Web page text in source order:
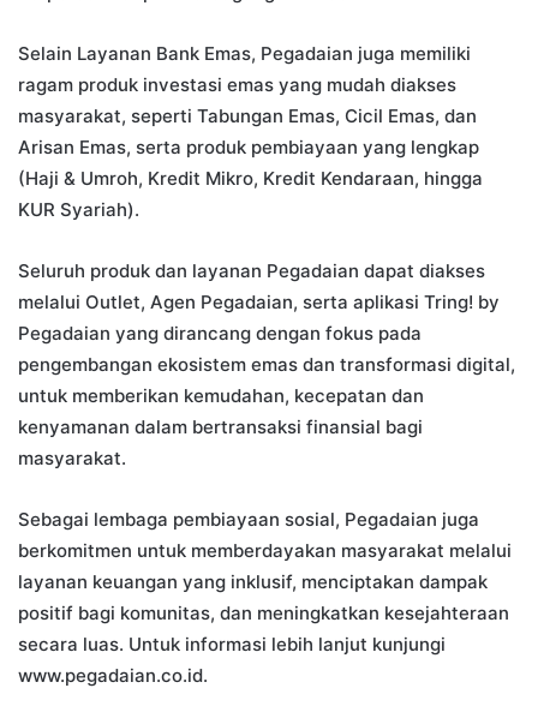
Selain Layanan Bank Emas, Pegadaian juga memiliki
ragam produk investasi emas yang mudah diakses
masyarakat, seperti Tabungan Emas, Cicil Emas, dan
Arisan Emas, serta produk pembiayaan yang lengkap
(Haji & Umroh, Kredit Mikro, Kredit Kendaraan, hingga
KUR Syariah).
Seluruh produk dan layanan Pegadaian dapat diakses
melalui Outlet, Agen Pegadaian, serta aplikasi Tring! by
Pegadaian yang dirancang dengan fokus pada
pengembangan ekosistem emas dan transformasi digital,
untuk memberikan kemudahan, kecepatan dan
kenyamanan dalam bertransaksi finansial bagi
masyarakat.
Sebagai lembaga pembiayaan sosial, Pegadaian juga
berkomitmen untuk memberdayakan masyarakat melalui
layanan keuangan yang inklusif, menciptakan dampak
positif bagi komunitas, dan meningkatkan kesejahteraan
secara luas. Untuk informasi lebih lanjut kunjungi
www.pegadaian.co.id.